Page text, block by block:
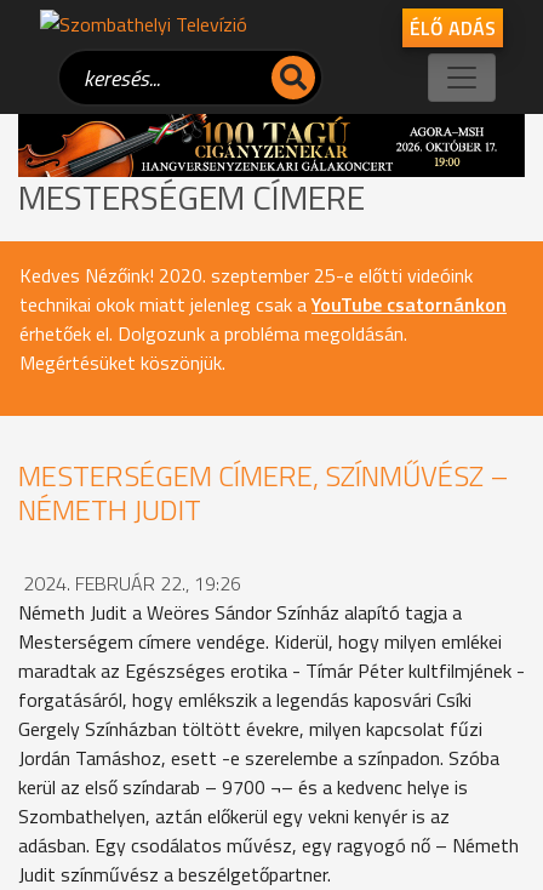
ÉLŐ ADÁS
MESTERSÉGEM CÍMERE
Kedves Nézőink! 2020. szeptember 25-e előtti videóink
technikai okok miatt jelenleg csak aYouTube csatornánkon
érhetőek el. Dolgozunk a probléma megoldásán.
Megértésüket köszönjük.
MESTERSÉGEM CÍMERE, SZÍNMŰVÉSZ –
NÉMETH JUDIT
2024. FEBRUÁR 22., 19:26
Németh Judit a Weöres Sándor Színház alapító tagja a
Mesterségem címere vendége. Kiderül, hogy milyen emlékei
maradtak az Egészséges erotika - Tímár Péter kultfilmjének -
forgatásáról, hogy emlékszik a legendás kaposvári Csíki
Gergely Színházban töltött évekre, milyen kapcsolat fűzi
Jordán Tamáshoz, esett -e szerelembe a színpadon. Szóba
kerül az első színdarab – 9700 ¬– és a kedvenc helye is
Szombathelyen, aztán előkerül egy vekni kenyér is az
adásban. Egy csodálatos művész, egy ragyogó nő – Németh
Judit színművész a beszélgetőpartner.